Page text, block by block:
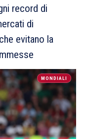
record di
di
evitano la
MONDIALI